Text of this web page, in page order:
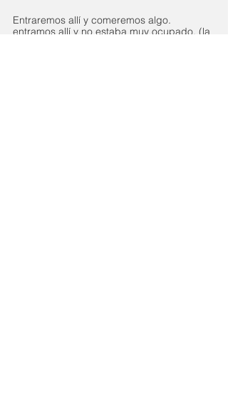
Entraremos allí y comeremos algo.
entramos allí y no estaba muy ocupado. (la